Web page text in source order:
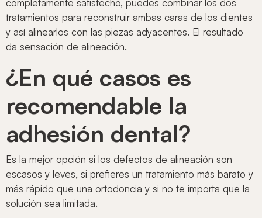
completamente satisfecho, puedes combinar los dos
tratamientos para reconstruir ambas caras de los dientes
y así alinearlos con las piezas adyacentes. El resultado
da sensación de alineación.
¿En qué casos es
recomendable la
adhesión dental?
Es la mejor opción si los defectos de alineación son
escasos y leves, si prefieres un tratamiento más barato y
más rápido que una ortodoncia y si no te importa que la
solución sea limitada.